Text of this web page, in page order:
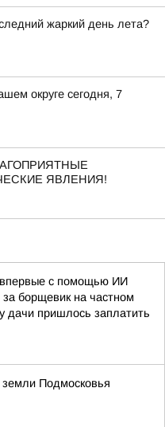
жаркий день лета?
округе сегодня, 7
ЯВЛЕНИЯ!
с помощью ИИ
борщевик на частном
дачи пришлось заплатить
Подмосковья